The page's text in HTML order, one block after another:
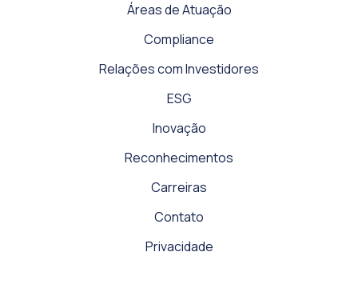
Áreas de Atuação
Compliance
Relações com Investidores
ESG
Inovação
Reconhecimentos
Carreiras
Contato
Privacidade